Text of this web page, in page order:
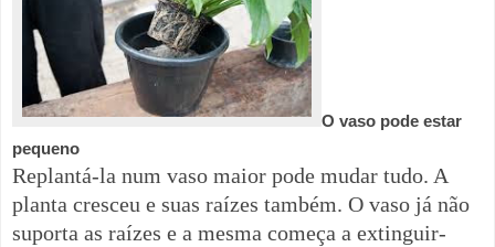
O vaso pode estar
pequeno
Replantá-la num vaso maior pode mudar tudo. A
planta cresceu e suas raízes também. O vaso já não
suporta as raízes e a mesma começa a extinguir-